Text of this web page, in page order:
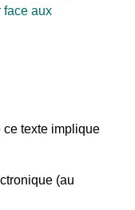
face aux
ce texte implique
(au